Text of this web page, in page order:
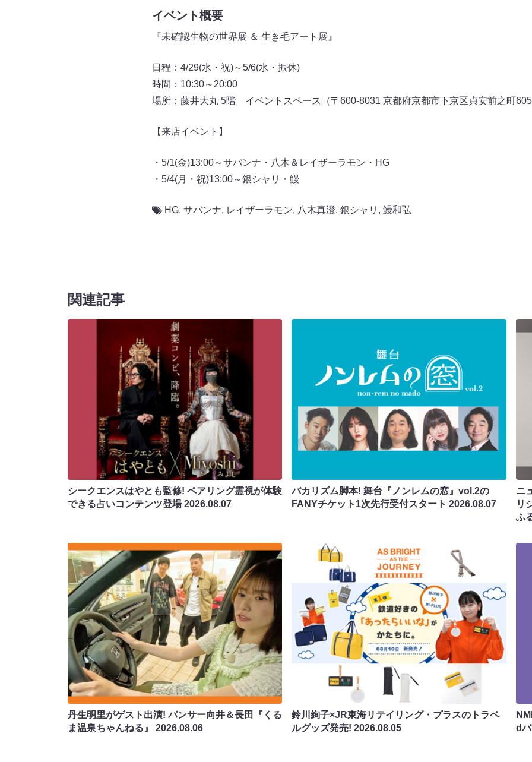
イベント概要
『未確認生物の世界展 ＆ 生き毛アート展』
日程：4/29(水・祝)～5/6(水・振休)
時間：10:30～20:00
場所：藤井大丸 5階 イベントスペース（〒600-8031 京都府京都市下京区貞安前之町
【来店イベント】
・5/1(金)13:00～サバンナ・八木＆レイザーラモン・HG
・5/4(月・祝)13:00～銀シャリ・鰻
HG, サバンナ, レイザーラモン, 八木真澄, 銀シャリ , 鰻和弘
関連記事
シークエンスはやとも監修! ペアリング霊視が体験
できる占いコンテンツ登場2026.08.07
バカリズム脚本! 舞台『ノンレムの窓』vol.2の
FANYチケット1次先行受付スタート2026.08.07
ニ
リ
ふ
丹生明里がゲスト出演! パンサー向井＆長田『くる
ま温泉ちゃんねる』 2026.08.06
鈴川絢子×JR東海リテイリング・プラスのトラベ
ルグッズ発売!2026.08.05
d